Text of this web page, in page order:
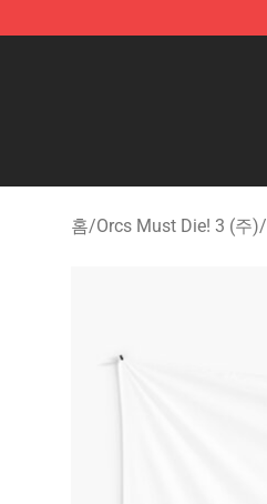
홈/Orcs Must Die! 3 (주)/